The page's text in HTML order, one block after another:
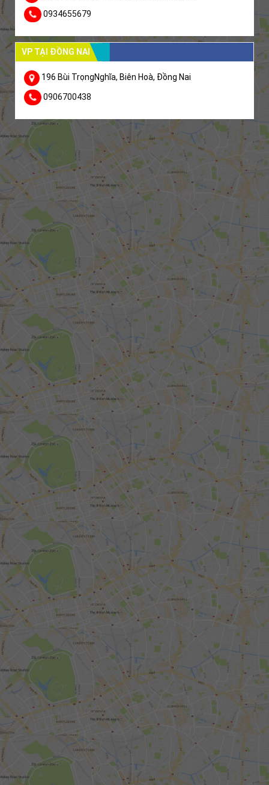
0934655679
VP TẠI ĐỒNG NAI
196 Bùi TrọngNghĩa, Biên Hoà, Đồng Nai
0906700438